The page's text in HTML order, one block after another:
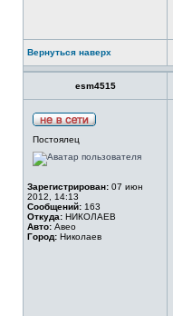
Вернуться наверх
esm4515
Постоялец
Зарегистрирован: 07 июн
2012, 14:13
Сообщений: 163
Откуда: НИКОЛАЕВ
Авто: Авео
Город: Николаев